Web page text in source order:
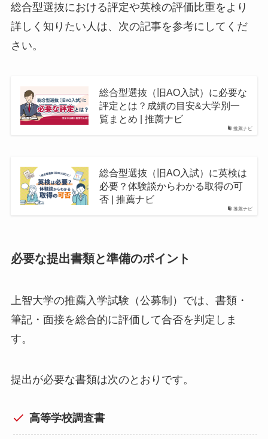
総合型選抜における評定や英検の評価比重をより
詳しく知りたい人は、次の記事を参考にしてくだ
さい。
推薦ナビ
総合型選抜（旧AO入試）に必要な
評定とは？成績の目安&大学別一
覧まとめ | 推薦ナビ
推薦ナビ
総合型選抜（旧AO入試）に英検は
必要？体験談からわかる取得の可
否 | 推薦ナビ
必要な提出書類と準備のポイント
上智大学の推薦入学試験（公募制）では、書類・
筆記・面接を総合的に評価して合否を判定しま
す。
提出が必要な書類は次のとおりです。
高等学校調査書